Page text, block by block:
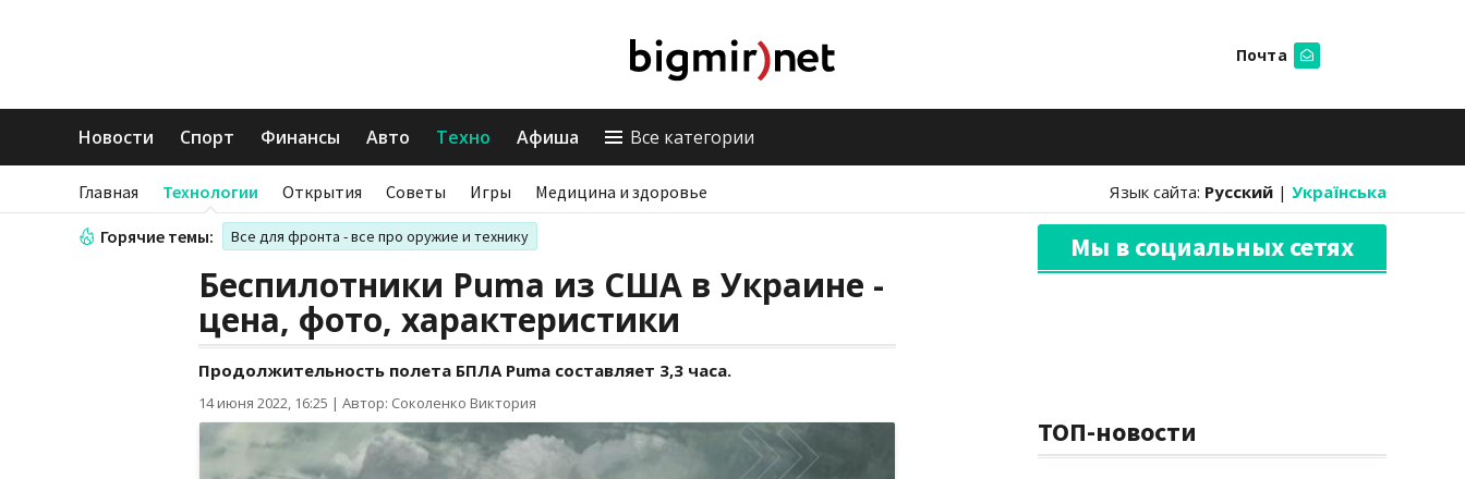
Почта
Новости Спорт Финансы Авто Техно Афиша Все категории
Главная Технологии Открытия Советы Игры Медицина и здоровье Язык сайта: Русский | Українська
Горячие темы: Все для фронта - все про оружие и технику
Беспилотники Puma из США в Украине -
цена, фото, характеристики
Продолжительность полета БПЛА Puma составляет 3,3 часа.
14 июня 2022, 16:25 | Автор: Соколенко Виктория
Мы в социальных сетях
ТОП-новости